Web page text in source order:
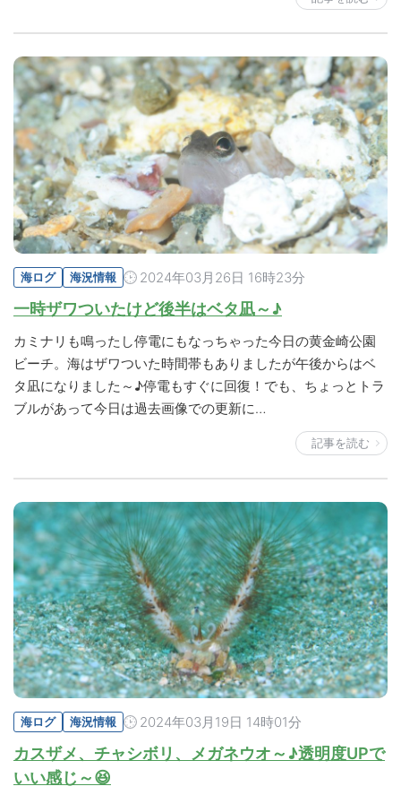
海ログ 海況情報 2024年03月26日 16時23分
一時ザワついたけど後半はベタ凪～♪
カミナリも鳴ったし停電にもなっちゃった今日の黄金崎公園
ビーチ。海はザワついた時間帯もありましたが午後からはベ
タ凪になりました～♪停電もすぐに回復！でも、ちょっとトラ
ブルがあって今日は過去画像での更新に…
記事を読む
海ログ 海況情報 2024年03月19日 14時01分
カスザメ、チャシボリ、メガネウオ～♪透明度UPで
いい感じ～😆